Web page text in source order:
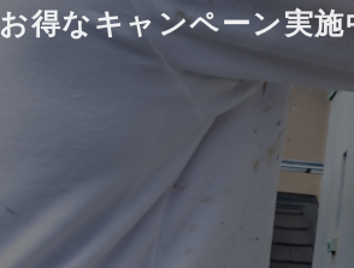
お得なキャンペーン実施
お得なキャンペーン実施
お得なキャンペーン実施